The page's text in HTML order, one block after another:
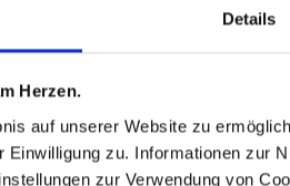
Details
Herzen.
auf unserer Website zu
zu. Informationen zur
zur Verwendung von
stil haus
Striletska str. 4
Kiev
T: +38 044 490 71 63